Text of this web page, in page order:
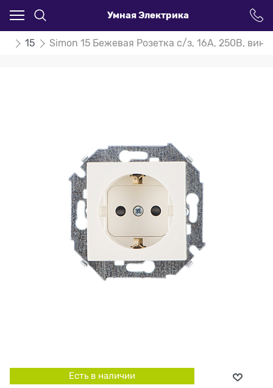
Умная Электрика
15 Simon 15 Бежевая Розетка с/з, 16А, 250В,
Есть в наличии